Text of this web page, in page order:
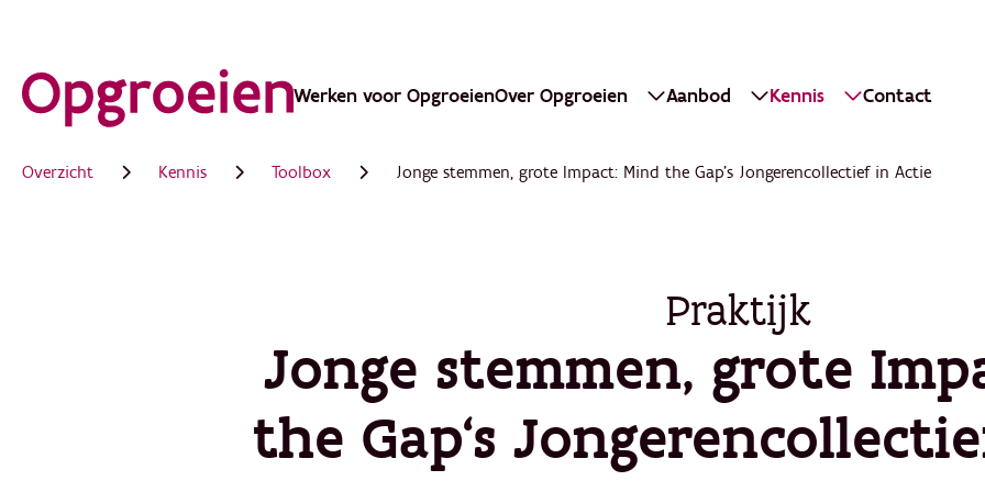
direct
naar
hoofdinhoud
Main
navigation
Werken voor OpgroeienOver Opgroeien Aanbod Kennis Contact
Overzicht Kennis Toolbox Jonge stemmen, grote Impact: Mind the Gap's Jongerencollectief in Actie
Praktijk
Jonge stemmen, grote
the Gap's